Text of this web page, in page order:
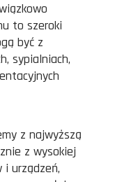
to szeroki
być z
sypialniach,
z najwyższą
z wysokiej
i urządzeń,